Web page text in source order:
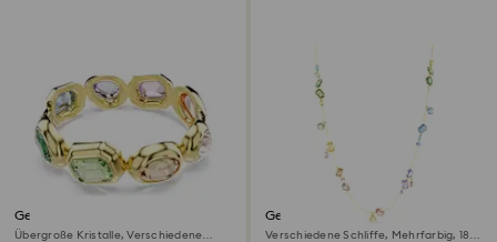
Gema Armreif
Übergroße Kristalle, Verschiedene
Gema lange Halskette
Verschiedene Schliffe, Mehrfarbig, 18K